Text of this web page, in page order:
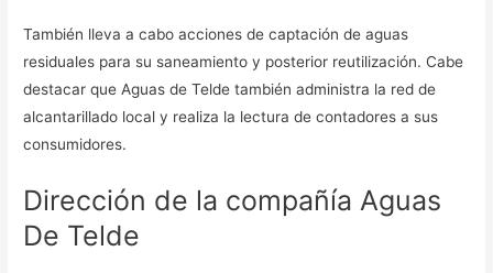
También lleva a cabo acciones de captación de aguas
residuales para su saneamiento y posterior reutilización. Cabe
destacar que Aguas de Telde también administra la red de
alcantarillado local y realiza la lectura de contadores a sus
consumidores.
Dirección de la compañía Aguas
De Telde